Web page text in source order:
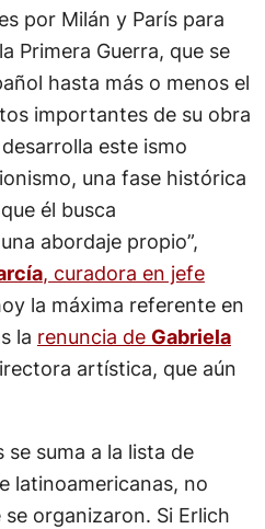
por Milán y París para
Primera Guerra, que se
hasta más o menos el
importantes de su obra
desarrolla este ismo
una fase histórica
él busca
abordaje propio”,
, curadora en jefe
la máxima referente en
la renuncia de Gabriela
artística, que aún
se suma a la lista de
latinoamericanas, no
organizaron. Si Erlich